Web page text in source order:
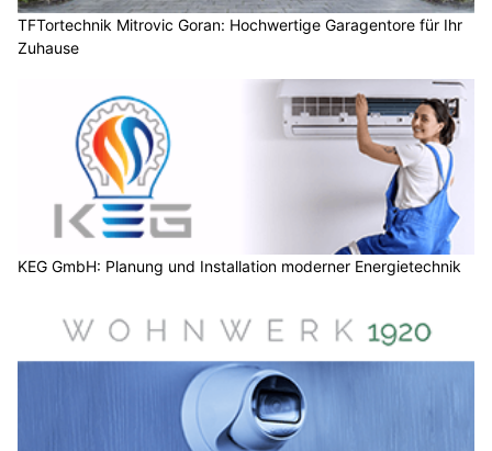
TFTortechnik Mitrovic Goran: Hochwertige Garagentore für Ihr
Zuhause
KEG GmbH: Planung und Installation moderner Energietechnik